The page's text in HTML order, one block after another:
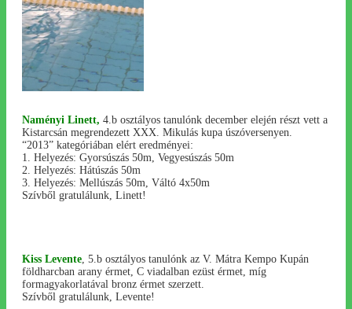
Naményi Linett, 4.b osztályos tanulónk december elején részt vett a
Kistarcsán megrendezett XXX. Mikulás kupa úszóversenyen.
“2013” kategóriában elért eredményei:
1. Helyezés: Gyorsúszás 50m, Vegyesúszás 50m
2. Helyezés: Hátúszás 50m
3. Helyezés: Mellúszás 50m, Váltó 4x50m
Szívből gratulálunk, Linett!
Kiss Levente , 5.b osztályos tanulónk az V. Mátra Kempo Kupán
földharcban arany érmet, C viadalban ezüst érmet, míg
formagyakorlatával bronz érmet szerzett.
Szívből gratulálunk, Levente!